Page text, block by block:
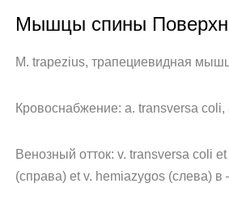
Мышцы спины
M. trapezius, трапециевидная
Кровоснабжение: a. transversa
Венозный отток: v. transversa coli
(справа) et v. hemiazygos (слева) в